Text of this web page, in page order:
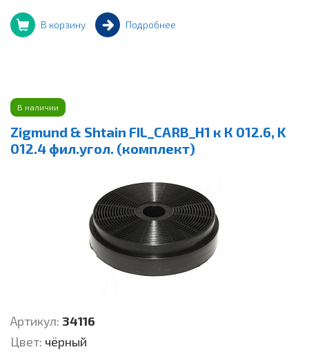
В корзину Подробнее
В наличии
Zigmund & Shtain FIL_CARB_H1 к К 012.6, K
012.4 фил.угол. (комплект)
Артикул: 34116
Цвет: чёрный